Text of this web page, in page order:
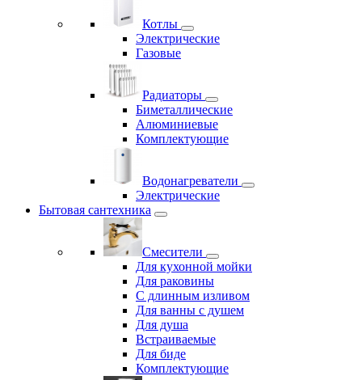
Котлы
Электрические
Газовые
Радиаторы
Биметаллические
Алюминиевые
Комплектующие
Водонагреватели
Электрические
Бытовая сантехника
Смесители
Для кухонной мойки
Для раковины
С длинным изливом
Для ванны с душем
Для душа
Встраиваемые
Для биде
Комплектующие